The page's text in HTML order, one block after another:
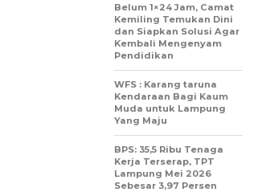
Belum 1×24 Jam, Camat
Kemiling Temukan Dini
dan Siapkan Solusi Agar
Kembali Mengenyam
Pendidikan
WFS : Karang taruna
Kendaraan Bagi Kaum
Muda untuk Lampung
Yang Maju
BPS: 35,5 Ribu Tenaga
Kerja Terserap, TPT
Lampung Mei 2026
Sebesar 3,97 Persen